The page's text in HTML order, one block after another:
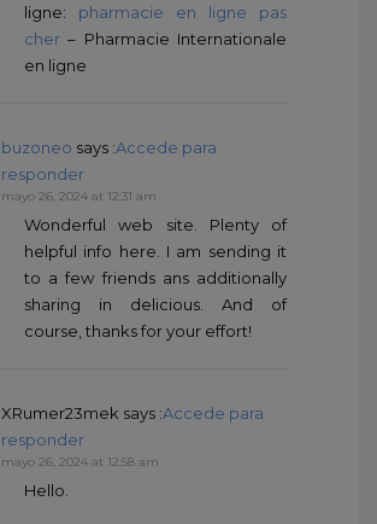
ligne: pharmacie en ligne pas
cher – Pharmacie Internationale
en ligne
buzoneo says :Accede para
responder
mayo 26, 2024 at 12:31 am
Wonderful web site. Plenty of
helpful info here. I am sending it
to a few friends ans additionally
sharing in delicious. And of
course, thanks for your effort!
XRumer23mek says :Accede para
responder
mayo 26, 2024 at 12:58 am
Hello.